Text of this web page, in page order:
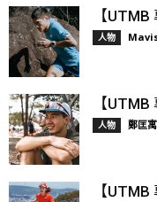
【
人物
【
人物 鄭匡寓
【